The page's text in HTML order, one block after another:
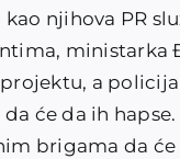
njihova PR
a
će da ih
brigama da